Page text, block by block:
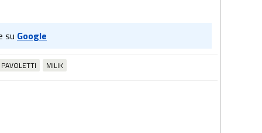
su Google
PAVOLETTI MILIK